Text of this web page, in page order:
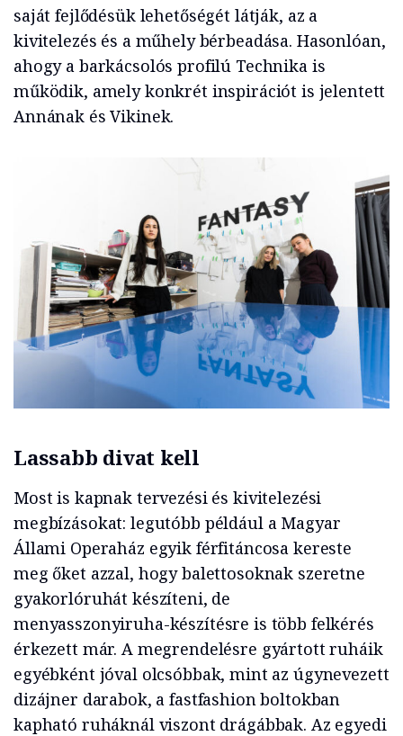
saját fejlődésük lehetőségét látják, az a
kivitelezés és a műhely bérbeadása. Hasonlóan,
ahogy a barkácsolós profilú Technika is
működik, amely konkrét inspirációt is jelentett
Annának és Vikinek.
Lassabb divat kell
Most is kapnak tervezési és kivitelezési
megbízásokat: legutóbb például a Magyar
Állami Operaház egyik férfitáncosa kereste
meg őket azzal, hogy balettosoknak szeretne
gyakorlóruhát készíteni, de
menyasszonyiruha-készítésre is több felkérés
érkezett már. A megrendelésre gyártott ruháik
egyébként jóval olcsóbbak, mint az úgynevezett
dizájner darabok, a fastfashion boltokban
kapható ruháknál viszont drágábbak. Az egyedi